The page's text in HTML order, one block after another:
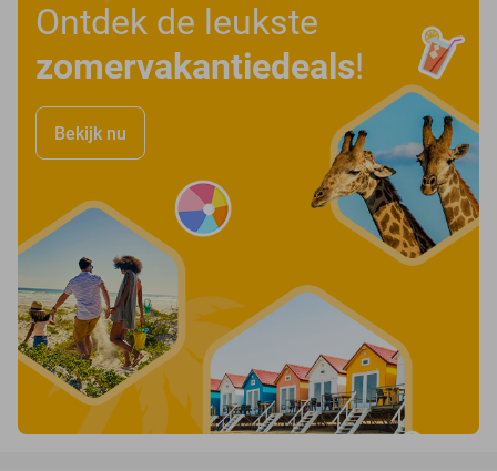
Ontdek de leukste
zomervakantiedeals!
Bekijk nu